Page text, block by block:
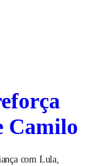
Camilo
com Lula,